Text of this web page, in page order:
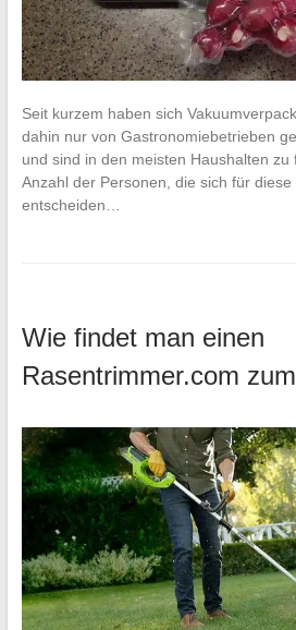
Seit kurzem haben sich
dahin nur von Gastronomiebetrieben
und sind in den meisten Haushalten zu
Anzahl der Personen, die sich für diese
entscheiden…
Wie findet man einen
Rasentrimmer.com